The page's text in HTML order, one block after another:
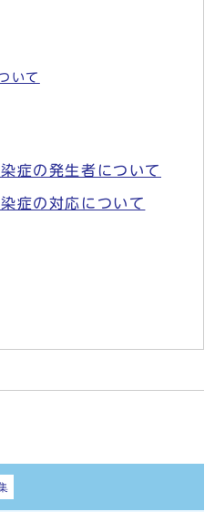
いて
症の発生者について
症の対応について